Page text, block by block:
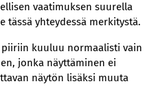
vaatimuksen suurella
tässä yhteydessä merkitystä.
kuuluu normaalisti vain
jonka näyttäminen ei
näytön lisäksi muuta